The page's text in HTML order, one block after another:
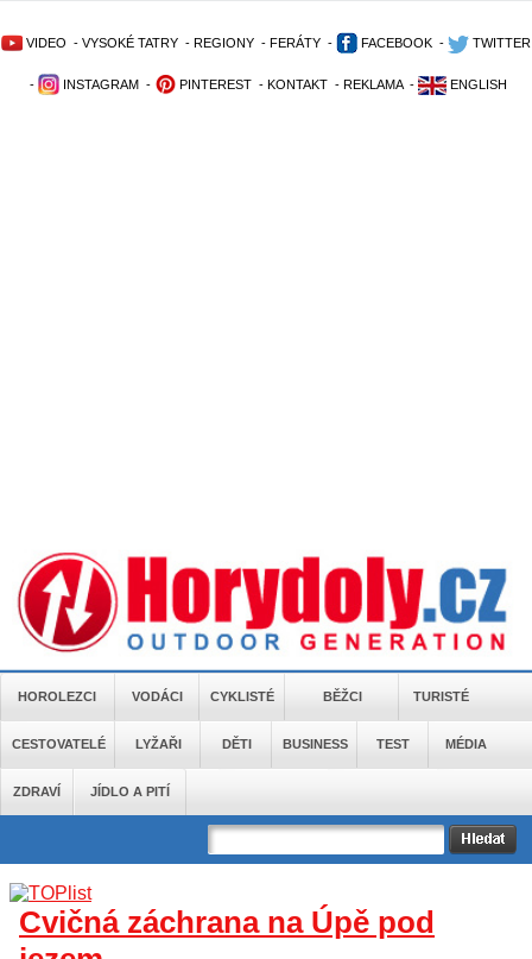
VIDEO - VYSOKÉ TATRY - REGIONY - FERÁTY - FACEBOOK - TWITTER
- INSTAGRAM - PINTEREST - KONTAKT - REKLAMA - ENGLISH
HOROLEZCI VODÁCI CYKLISTÉ BĚŽCI TURISTÉ
CESTOVATELÉ LYŽAŘI DĚTI BUSINESS TEST MÉDIA
ZDRAVÍ JÍDLO A PITÍ
Cvičná záchrana na Úpě pod